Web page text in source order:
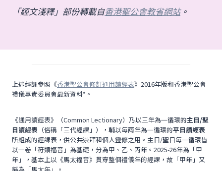
「經文淺釋」部份轉載自香港聖公會教省網站。
上述經課參照《香港聖公會修訂通用讀經表》2016年版和香港聖公會
禮儀專責委員會最新資料*。
《通用讀經表》（Common Lectionary）乃以三年為一循環的主日/聖
日讀經表 （俗稱「三代經課」），輔以每兩年為一循環的平日讀經表
所組成的經課表，供公共崇拜和個人靈修之用。主日/聖日每一循環皆
以一卷「符類福音」為基礎，分為甲、乙、丙年。2025-26年為「甲
年」，基本上以《馬太福音》貫穿整個禮儀年的經課，故「甲年」又